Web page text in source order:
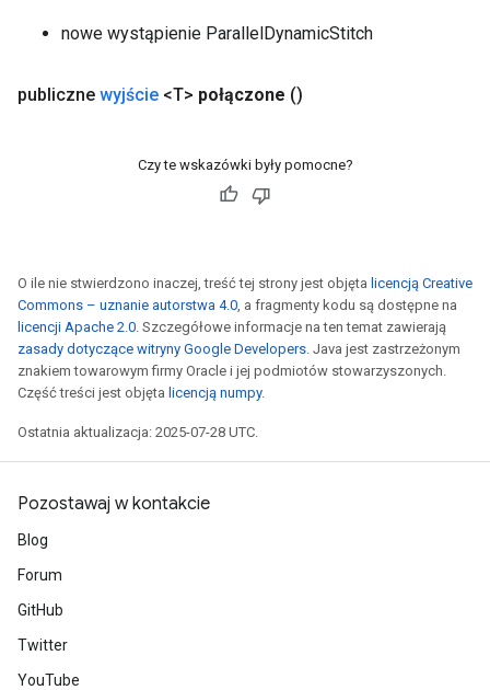
nowe wystąpienie ParallelDynamicStitch
publiczne wyjście <T> połączone ()
Czy te wskazówki były pomocne?
O ile nie stwierdzono inaczej, treść tej strony jest objęta licencją Creative
Commons – uznanie autorstwa 4.0 , a fragmenty kodu są dostępne na
licencji Apache 2.0 . Szczegółowe informacje na ten temat zawierają
zasady dotyczące witryny Google Developers . Java jest zastrzeżonym
znakiem towarowym firmy Oracle i jej podmiotów stowarzyszonych.
Część treści jest objęta licencją numpy.
Ostatnia aktualizacja: 2025-07-28 UTC.
Pozostawaj w kontakcie
Blog
Forum
GitHub
Twitter
YouTube